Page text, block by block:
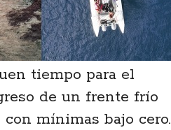
tiempo para el
de un frente frío
mínimas bajo cero.